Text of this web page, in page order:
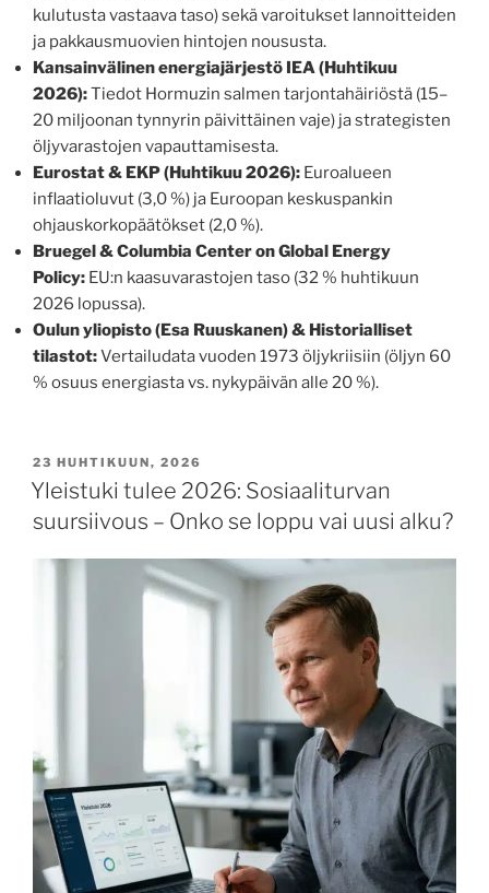
kulutusta vastaava taso) sekä varoitukset lannoitteiden
ja pakkausmuovien hintojen noususta.
Kansainvälinen energiajärjestö IEA (Huhtikuu
2026):Tiedot Hormuzin salmen tarjontahäiriöstä (15–
20 miljoonan tynnyrin päivittäinen vaje) ja strategisten
öljyvarastojen vapauttamisesta.
Eurostat & EKP (Huhtikuu 2026): Euroalueen
inflaatioluvut (3,0 %) ja Euroopan keskuspankin
ohjauskorkopäätökset (2,0 %).
Bruegel & Columbia Center on Global Energy
Policy: EU:n kaasuvarastojen taso (32 % huhtikuun
2026 lopussa).
Oulun yliopisto (Esa Ruuskanen) & Historialliset
tilastot:Vertailudata vuoden 1973 öljykriisiin (öljyn 60
% osuus energiasta vs. nykypäivän alle 20 %).
23 HUHTIKUUN, 2026
Yleistuki tulee 2026: Sosiaaliturvan
suursiivous – Onko se loppu vai uusi alku?